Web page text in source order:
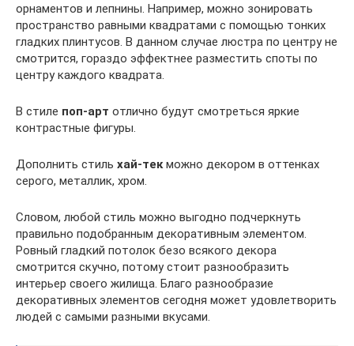
орнаментов и лепнины. Например, можно зонировать
пространство равными квадратами с помощью тонких
гладких плинтусов. В данном случае люстра по центру не
смотрится, гораздо эффектнее разместить споты по
центру каждого квадрата.
В стиле поп-арт отлично будут смотреться яркие
контрастные фигуры.
Дополнить стиль хай-тек можно декором в оттенках
серого, металлик, хром.
Словом, любой стиль можно выгодно подчеркнуть
правильно подобранным декоративным элементом.
Ровный гладкий потолок безо всякого декора
смотрится скучно, потому стоит разнообразить
интерьер своего жилища. Благо разнообразие
декоративных элементов сегодня может удовлетворить
людей с самыми разными вкусами.